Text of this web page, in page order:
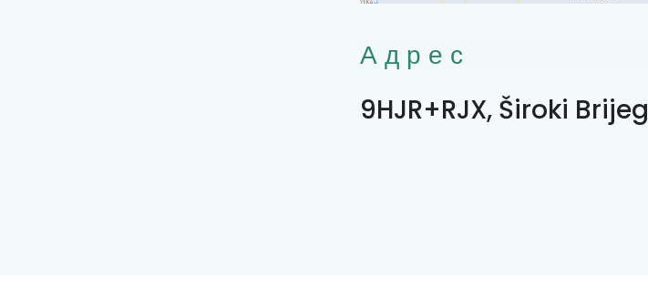
Адрес
9HJR+RJX, Široki Brijeg